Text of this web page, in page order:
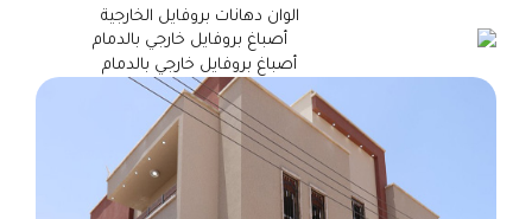
الوان دهانات بروفايل الخارجية
أصباغ بروفايل خارجي بالدمام